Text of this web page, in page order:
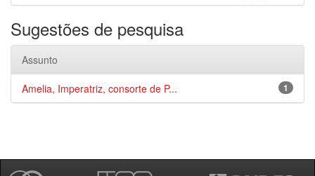
Sugestões de pesquisa
Assunto
1
Amelia, Imperatriz, consorte de P...